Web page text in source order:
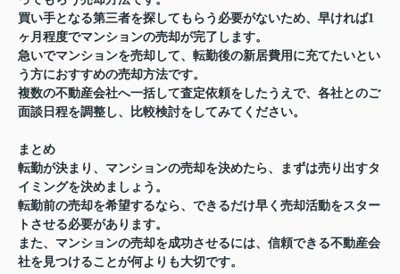
買い手となる第三者を探してもらう必要がないため、早ければ1
ヶ月程度でマンションの売却が完了します。
急いでマンションを売却して、転勤後の新居費用に充てたいとい
う方におすすめの売却方法です。
複数の不動産会社へ一括して査定依頼をしたうえで、各社とのご
面談日程を調整し、比較検討をしてみてください。
まとめ
転勤が決まり、マンションの売却を決めたら、まずは売り出すタ
イミングを決めましょう。
転勤前の売却を希望するなら、できるだけ早く売却活動をスター
トさせる必要があります。
また、マンションの売却を成功させるには、信頼できる不動産会
社を見つけることが何よりも大切です。